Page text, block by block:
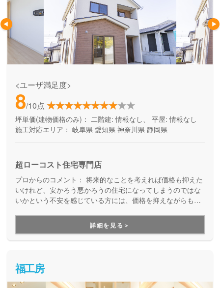
<ユーザ満足度>
8/10点
坪単価(建物価格のみ)： 二階建: 情報なし、 平屋: 情報なし
施工対応エリア： 岐阜県 愛知県 神奈川県 静岡県
超ローコスト住宅専門店
プロからのコメント：
いけれど、安かろう悪かろうの住宅になってしまうのではな
いかという不安を感じている方には、価格を抑えながらも良
す。ニコニコ住宅では、価格を抑えるために素材の質を落と
すのではなく、全国の工務店との共同仕入れを行い、多方面
の業者から協力を得ることで、品質を保ったままコストを抑
づくりを総合的にご提案することを得意としている会社で
す。
詳細を見る＞
福工房